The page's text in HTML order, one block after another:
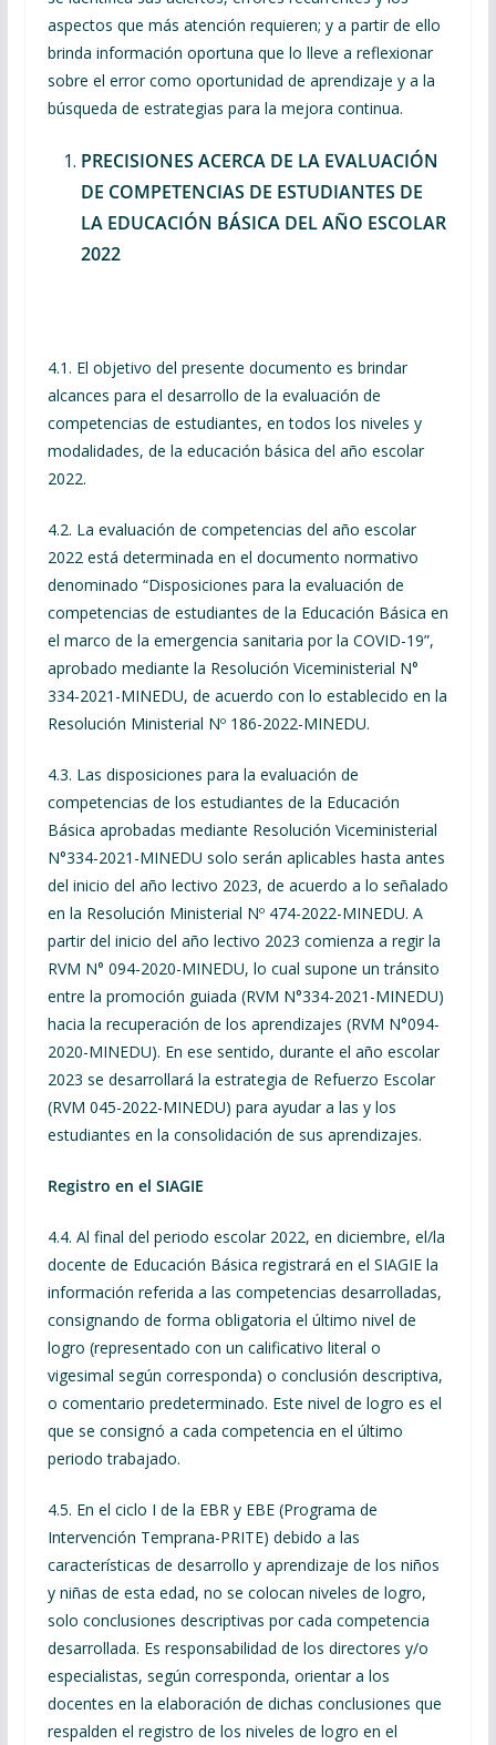
aspectos que más atención requieren; y a partir de ello
brinda información oportuna que lo lleve a reflexionar
sobre el error como oportunidad de aprendizaje y a la
búsqueda de estrategias para la mejora continua.
PRECISIONES ACERCA DE LA EVALUACIÓN
DE COMPETENCIAS DE ESTUDIANTES DE
LA EDUCACIÓN BÁSICA DEL AÑO ESCOLAR
2022
4.1. El objetivo del presente documento es brindar
alcances para el desarrollo de la evaluación de
competencias de estudiantes, en todos los niveles y
modalidades, de la educación básica del año escolar
2022.
4.2. La evaluación de competencias del año escolar
2022 está determinada en el documento normativo
denominado “Disposiciones para la evaluación de
competencias de estudiantes de la Educación Básica en
el marco de la emergencia sanitaria por la COVID-19”,
aprobado mediante la Resolución Viceministerial N°
334-2021-MINEDU, de acuerdo con lo establecido en la
Resolución Ministerial Nº 186-2022-MINEDU.
4.3. Las disposiciones para la evaluación de
competencias de los estudiantes de la Educación
Básica aprobadas mediante Resolución Viceministerial
N°334-2021-MINEDU solo serán aplicables hasta antes
del inicio del año lectivo 2023, de acuerdo a lo señalado
en la Resolución Ministerial Nº 474-2022-MINEDU. A
partir del inicio del año lectivo 2023 comienza a regir la
RVM N° 094-2020-MINEDU, lo cual supone un tránsito
entre la promoción guiada (RVM N°334-2021-MINEDU)
hacia la recuperación de los aprendizajes (RVM N°094-
2020-MINEDU). En ese sentido, durante el año escolar
2023 se desarrollará la estrategia de Refuerzo Escolar
(RVM 045-2022-MINEDU) para ayudar a las y los
estudiantes en la consolidación de sus aprendizajes.
Registro en el SIAGIE
4.4. Al final del periodo escolar 2022, en diciembre, el/la
docente de Educación Básica registrará en el SIAGIE la
información referida a las competencias desarrolladas,
consignando de forma obligatoria el último nivel de
logro (representado con un calificativo literal o
vigesimal según corresponda) o conclusión descriptiva,
o comentario predeterminado. Este nivel de logro es el
que se consignó a cada competencia en el último
periodo trabajado.
4.5. En el ciclo I de la EBR y EBE (Programa de
Intervención Temprana-PRITE) debido a las
características de desarrollo y aprendizaje de los niños
y niñas de esta edad, no se colocan niveles de logro,
solo conclusiones descriptivas por cada competencia
desarrollada. Es responsabilidad de los directores y/o
especialistas, según corresponda, orientar a los
docentes en la elaboración de dichas conclusiones que
respalden el registro de los niveles de logro en el